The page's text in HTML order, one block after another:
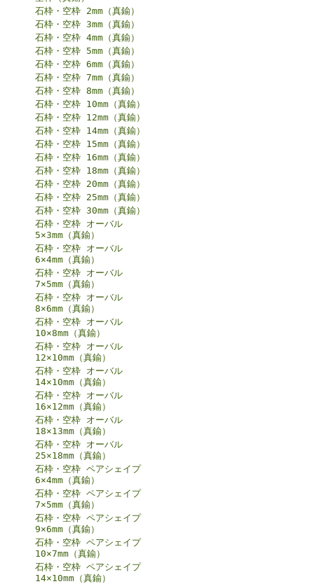
石枠・空枠 2mm（真鍮）
石枠・空枠 3mm（真鍮）
石枠・空枠 4mm（真鍮）
石枠・空枠 5mm（真鍮）
石枠・空枠 6mm（真鍮）
石枠・空枠 7mm（真鍮）
石枠・空枠 8mm（真鍮）
石枠・空枠 10mm（真鍮）
石枠・空枠 12mm（真鍮）
石枠・空枠 14mm（真鍮）
石枠・空枠 15mm（真鍮）
石枠・空枠 16mm（真鍮）
石枠・空枠 18mm（真鍮）
石枠・空枠 20mm（真鍮）
石枠・空枠 25mm（真鍮）
石枠・空枠 30mm（真鍮）
石枠・空枠 オーバル
5×3mm（真鍮）
石枠・空枠 オーバル
6×4mm（真鍮）
石枠・空枠 オーバル
7×5mm（真鍮）
石枠・空枠 オーバル
8×6mm（真鍮）
石枠・空枠 オーバル
10×8mm（真鍮）
石枠・空枠 オーバル
12×10mm（真鍮）
石枠・空枠 オーバル
14×10mm（真鍮）
石枠・空枠 オーバル
16×12mm（真鍮）
石枠・空枠 オーバル
18×13mm（真鍮）
石枠・空枠 オーバル
25×18mm（真鍮）
石枠・空枠 ペアシェイプ
6×4mm（真鍮）
石枠・空枠 ペアシェイプ
7×5mm（真鍮）
石枠・空枠 ペアシェイプ
9×6mm（真鍮）
石枠・空枠 ペアシェイプ
10×7mm（真鍮）
石枠・空枠 ペアシェイプ
14×10mm（真鍮）